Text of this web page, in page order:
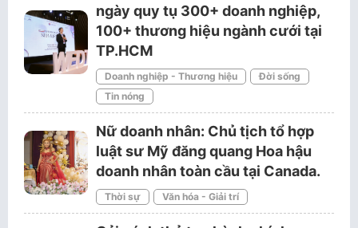
ngày quy tụ 300+ doanh nghiệp,
100+ thương hiệu ngành cưới tại
TP.HCM
Doanh nghiệp - Thương hiệu
Đời sống
Tin nóng
Nữ doanh nhân: Chủ tịch tổ hợp
luật sư Mỹ đăng quang Hoa hậu
doanh nhân toàn cầu tại Canada.
Thời sự Văn hóa - Giải trí